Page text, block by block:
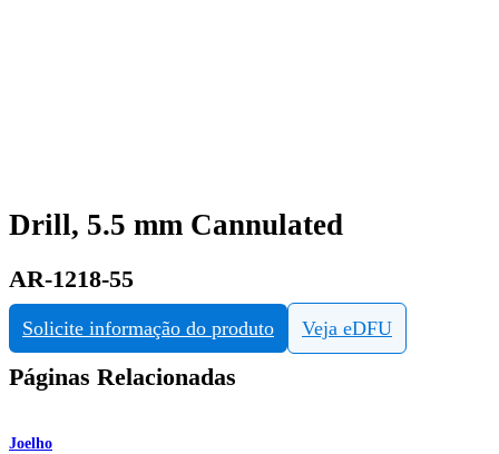
Drill, 5.5 mm Cannulated
AR-1218-55
Solicite informação do produto Veja eDFU
Páginas Relacionadas
Joelho